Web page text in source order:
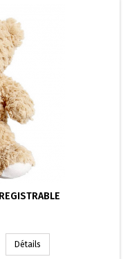
Détails